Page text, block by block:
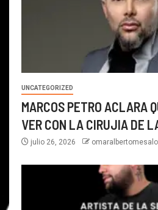
UNCATEGORIZED
MARCOS PETRO ACLARA
VER CON LA CIRUJIA DE
julio 26, 2026